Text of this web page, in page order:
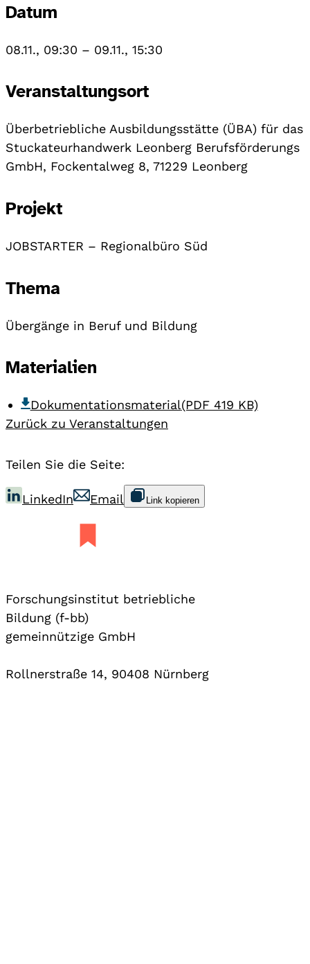
Datum
08.11., 09:30 – 09.11., 15:30
Veranstaltungsort
Überbetriebliche Ausbildungsstätte (ÜBA) für das
Stuckateurhandwerk Leonberg Berufsförderungs
GmbH, Fockentalweg 8, 71229 Leonberg
Projekt
JOBSTARTER – Regionalbüro Süd
Thema
Übergänge in Beruf und Bildung
Materialien
Dokumentationsmaterial(PDF 419 KB)
Zurück zu Veranstaltungen
Teilen Sie die Seite:
LinkedIn Email Link kopieren
Forschungsinstitut betriebliche
Bildung (f-bb)
gemeinnützige GmbH
Rollnerstraße 14, 90408 Nürnberg